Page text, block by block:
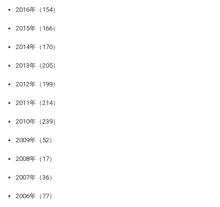
2016年（154）
2015年（166）
2014年（170）
2013年（205）
2012年（199）
2011年（214）
2010年（239）
2009年（52）
2008年（17）
2007年（36）
2006年（77）